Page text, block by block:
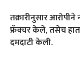
तक्रारीनुसार
फ्रॅक्चर केले, तसेच
दमदाटी केली.